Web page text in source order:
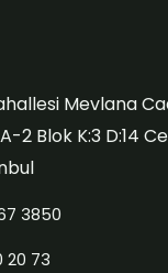
Mevlana
2 Blok K:3 D:14
3850
20 73